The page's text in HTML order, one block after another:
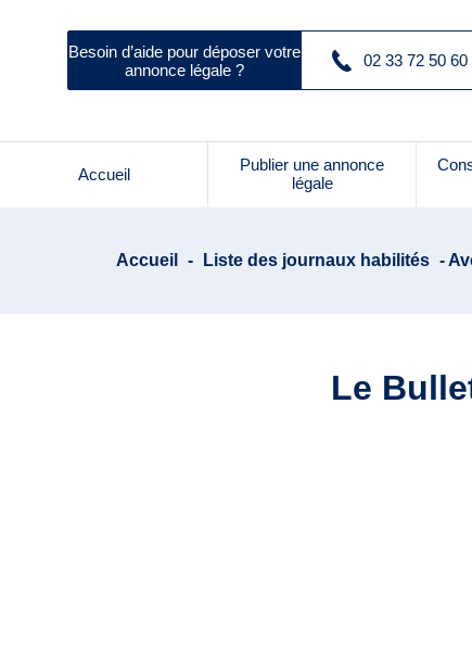
Besoin d’aide pour déposer votre
annonce légale ?
02 33 72 50 60
Accueil
Publier une annonce
légale
Accueil - Liste des journaux habilités -
Le